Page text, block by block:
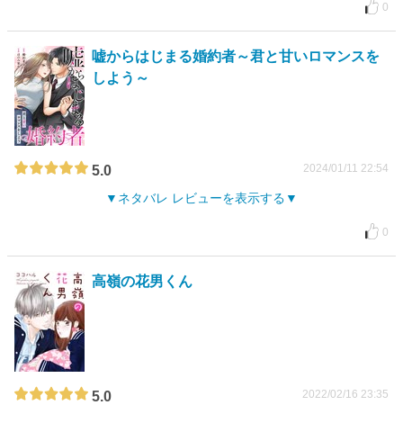
0
嘘からはじまる婚約者～君と甘いロマンスを
しよう～
5.0 2024/01/11 22:54
ネタバレ レビューを表示する
0
高嶺の花男くん
5.0 2022/02/16 23:35